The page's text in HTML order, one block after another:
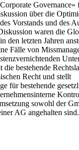
Governance»
über die
Vorstands und des
waren die
den letzten Jahren
Fälle von
die bestehende
Recht und stellt
für bestehende
sowohl der
AG angehalten sind.